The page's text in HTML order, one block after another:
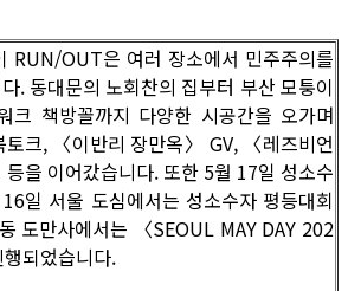
RUN/OUT은 여러 장소에서 민주주의를
. 동대문의 노회찬의 집부터 부산 모퉁이
크 책방꼴까지 다양한 시공간을 오가며
토크, 〈이반리 장만옥〉 GV, 〈레즈비언
을 이어갔습니다. 또한 5월 17일 성소수
일 서울 도심에서는 성소수자 평등대회
도만사에서는 〈SEOUL MAY DAY 202
되었습니다.